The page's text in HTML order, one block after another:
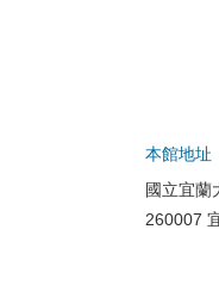
本館地址
國立宜蘭
260007